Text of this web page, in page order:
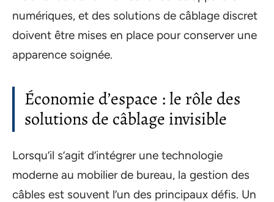
numériques, et des solutions de câblage discret
doivent être mises en place pour conserver une
apparence soignée.
Économie d’espace : le rôle des
solutions de câblage invisible
Lorsqu’il s’agit d’intégrer une technologie
moderne au mobilier de bureau, la gestion des
câbles est souvent l’un des principaux défis. Un